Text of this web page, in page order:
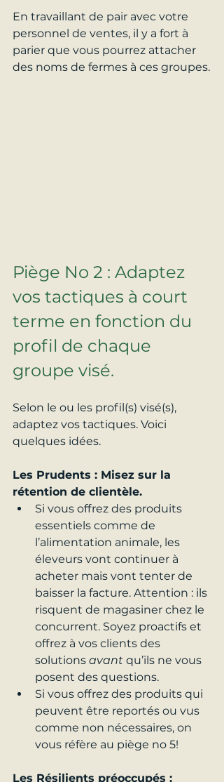
En travaillant de pair avec votre
personnel de ventes, il y a fort à
parier que vous pourrez attacher
des noms de fermes à ces groupes.
Piège No 2 : Adaptez
vos tactiques à court
terme en fonction du
profil de chaque
groupe visé.
Selon le ou les profil(s) visé(s),
adaptez vos tactiques. Voici
quelques idées.
Les Prudents : Misez sur la
rétention de clientèle.
Si vous offrez des produits
essentiels comme de
l’alimentation animale, les
éleveurs vont continuer à
acheter mais vont tenter de
baisser la facture. Attention : ils
risquent de magasiner chez le
concurrent. Soyez proactifs et
offrez à vos clients des
solutions avant qu’ils ne vous
posent des questions.
Si vous offrez des produits qui
peuvent être reportés ou vus
comme non nécessaires, on
vous réfère au piège no 5!
Les Résilients préoccupés :